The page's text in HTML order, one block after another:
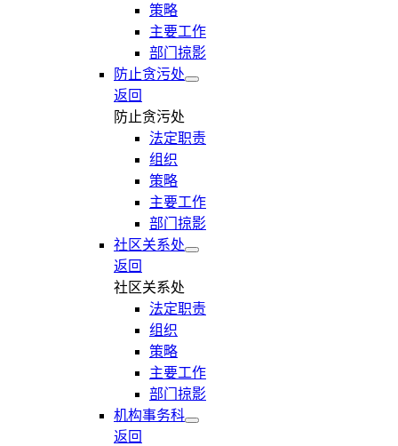
策略
主要工作
部门掠影
防止贪污处
返回
防止贪污处
法定职责
组织
策略
主要工作
部门掠影
社区关系处
返回
社区关系处
法定职责
组织
策略
主要工作
部门掠影
机构事务科
返回